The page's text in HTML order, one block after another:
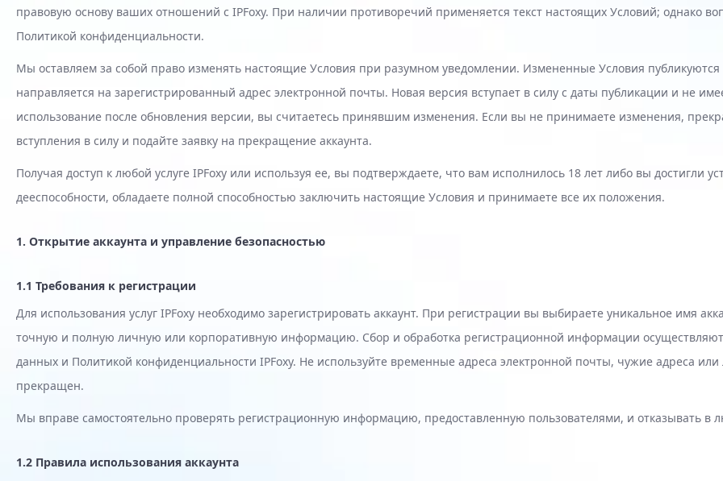
правовую основу ваших отношений с IPFoxy. При наличии противоречий применяется текст настоящих Условий; однако
Политикой конфиденциальности.
Мы оставляем за собой право изменять настоящие Условия при разумном уведомлении. Измененные Условия
направляется на зарегистрированный адрес электронной почты. Новая версия вступает в силу с даты публикации и не
использование после обновления версии, вы считаетесь принявшим изменения. Если вы не принимаете изменения,
вступления в силу и подайте заявку на прекращение аккаунта.
Получая доступ к любой услуге IPFoxy или используя ее, вы подтверждаете, что вам исполнилось 18 лет либо вы достигли
дееспособности, обладаете полной способностью заключить настоящие Условия и принимаете все их положения.
1. Открытие аккаунта и управление безопасностью
1.1 Требования к регистрации
Для использования услуг IPFoxy необходимо зарегистрировать аккаунт. При регистрации вы выбираете уникальное имя
точную и полную личную или корпоративную информацию. Сбор и обработка регистрационной информации
данных и Политикой конфиденциальности IPFoxy. Не используйте временные адреса электронной почты, чужие адреса
прекращен.
Мы вправе самостоятельно проверять регистрационную информацию, предоставленную пользователями, и отказывать в
1.2 Правила использования аккаунта